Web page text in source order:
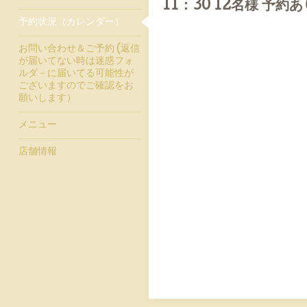
11：30 12名様 予約あ
予約状況（カレンダー）
お問い合わせ＆ご予約 (返信
が届いてない時は迷惑フォ
ルダ－に届いてる可能性が
ございますのでご確認をお
願いします）
メニュー
店舗情報